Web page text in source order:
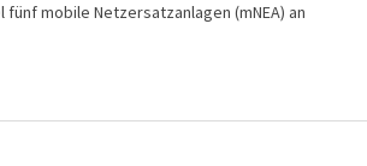
mobile Netzersatzanlagen (mNEA) an